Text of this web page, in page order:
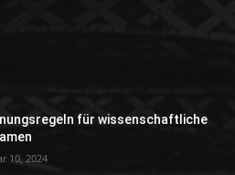
für wissenschaftliche
10, 2024